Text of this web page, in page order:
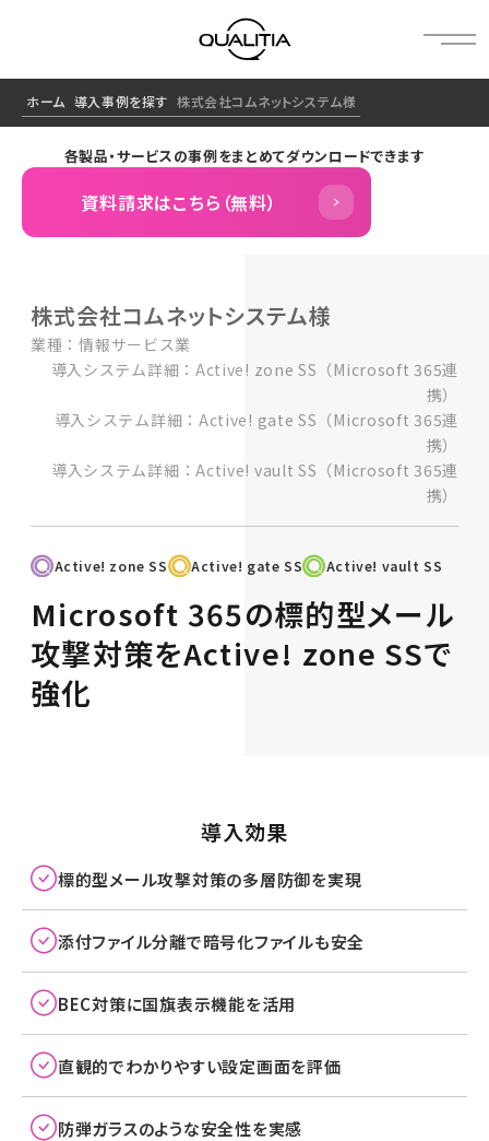
ホーム 導入事例を探す 株式会社コムネットシステム様
各製品・サービスの事例をまとめてダウンロードできます
資料請求はこちら（無料）
株式会社コムネットシステム様
業種：情報サービス業
導入システム詳細：Active! zone SS（Microsoft 365連
携）
導入システム詳細：Active! gate SS（Microsoft 365連
携）
導入システム詳細：Active! vault SS（Microsoft 365連
携）
Active! zone SS Active! gate SS Active! vault SS
Microsoft 365の標的型メール
攻撃対策をActive! zone SSで
強化
導入効果
標的型メール攻撃対策の多層防御を実現
添付ファイル分離で暗号化ファイルも安全
BEC対策に国旗表示機能を活用
直観的でわかりやすい設定画面を評価
防弾ガラスのような安全性を実感